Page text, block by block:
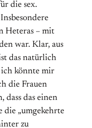
die sex.
Heteras – mit
war. Klar, aus
das natürlich
ich könnte mir
die Frauen
dass das einen
die „umgekehrte
zu